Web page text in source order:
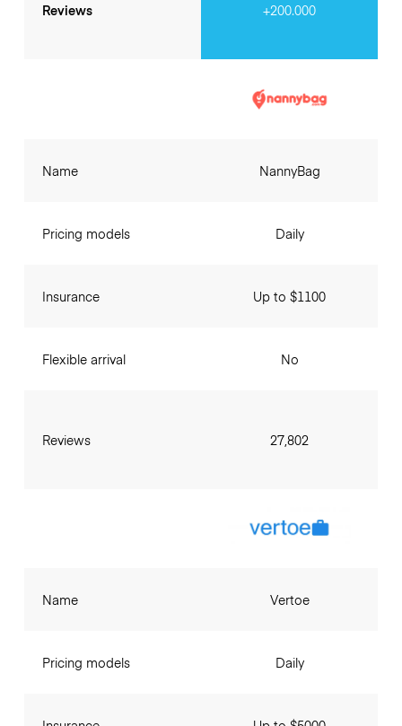
Reviews +200.000
Name
Pricing models
Insurance
Flexible arrival
Reviews
NannyBag
Daily
Up to $1100
No
27,802
Name
Pricing models
Vertoe
Daily